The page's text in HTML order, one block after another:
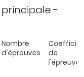
principale -
Nombre
d'épreuves
de
l'épreuve